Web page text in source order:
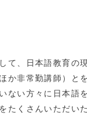
て、日本語教育の
か非常勤講師）と
ない方々に日本語
たくさんいただい